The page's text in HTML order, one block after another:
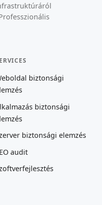
biztonsági
biztonsági
biztonsági elemzés
audit